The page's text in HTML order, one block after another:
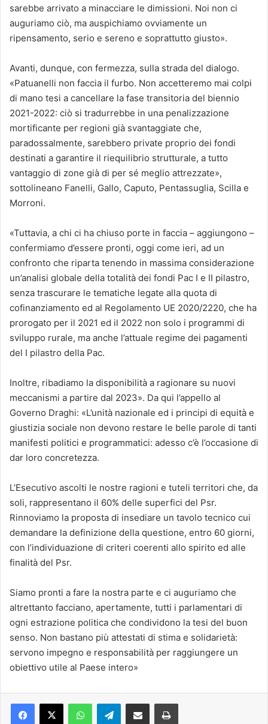
sarebbe arrivato a minacciare le dimissioni. Noi non ci
auguriamo ciò, ma auspichiamo ovviamente un
ripensamento, serio e sereno e soprattutto giusto».
Avanti, dunque, con fermezza, sulla strada del dialogo.
«Patuanelli non faccia il furbo. Non accetteremo mai colpi
di mano tesi a cancellare la fase transitoria del biennio
2021-2022: ciò si tradurrebbe in una penalizzazione
mortificante per regioni già svantaggiate che,
paradossalmente, sarebbero private proprio dei fondi
destinati a garantire il riequilibrio strutturale, a tutto
vantaggio di zone già di per sé meglio attrezzate»,
sottolineano Fanelli, Gallo, Caputo, Pentassuglia, Scilla e
Morroni.
«Tuttavia, a chi ci ha chiuso porte in faccia – aggiungono –
confermiamo d’essere pronti, oggi come ieri, ad un
confronto che riparta tenendo in massima considerazione
un’analisi globale della totalità dei fondi Pac I e II pilastro,
senza trascurare le tematiche legate alla quota di
cofinanziamento ed al Regolamento UE 2020/2220, che ha
prorogato per il 2021 ed il 2022 non solo i programmi di
sviluppo rurale, ma anche l’attuale regime dei pagamenti
del I pilastro della Pac.
Inoltre, ribadiamo la disponibilità a ragionare su nuovi
meccanismi a partire dal 2023». Da qui l’appello al
Governo Draghi: «L’unità nazionale ed i principi di equità e
giustizia sociale non devono restare le belle parole di tanti
manifesti politici e programmatici: adesso c’è l’occasione di
dar loro concretezza.
L’Esecutivo ascolti le nostre ragioni e tuteli territori che, da
soli, rappresentano il 60% delle superfici del Psr.
Rinnoviamo la proposta di insediare un tavolo tecnico cui
demandare la definizione della questione, entro 60 giorni,
con l’individuazione di criteri coerenti allo spirito ed alle
finalità del Psr.
Siamo pronti a fare la nostra parte e ci auguriamo che
altrettanto facciano, apertamente, tutti i parlamentari di
ogni estrazione politica che condividono la tesi del buon
senso. Non bastano più attestati di stima e solidarietà:
servono impegno e responsabilità per raggiungere un
obiettivo utile al Paese intero»
Telegram